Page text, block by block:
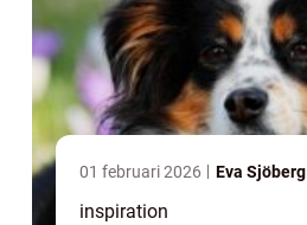
01 februari 2026 Eva Sjöberg
inspiration